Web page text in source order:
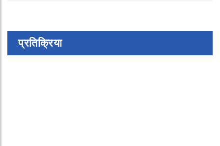
प्रतिक्रिया